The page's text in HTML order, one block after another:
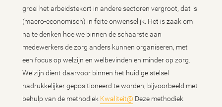
groei het arbeidstekort in andere sectoren vergroot, dat is
(macro-economisch) in feite onwenselijk. Het is zaak om
na te denken hoe we binnen de schaarste aan
medewerkers de zorg anders kunnen organiseren, met
een focus op welzijn en welbevinden en minder op zorg.
Welzijn dient daarvoor binnen het huidige stelsel
nadrukkelijker gepositioneerd te worden, bijvoorbeeld met
behulp van de methodiek Kwaliteit@ Deze methodiek